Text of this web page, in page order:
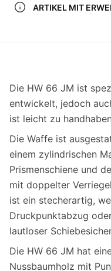
ARTIKEL MIT
Die HW 66 JM ist
entwickelt, jedoch
ist leicht zu
Die Waffe ist
einem zylindrischen
Prismenschiene und
mit doppelter
ist ein stecherartig,
Druckpunktabzug
lautloser
Die HW 66 JM hat
Nussbaumholz mit